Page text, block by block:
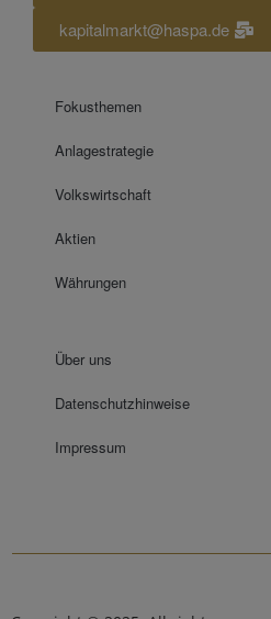
kapitalmarkt@haspa.de
Fokusthemen
Anlagestrategie
Volkswirtschaft
Aktien
Währungen
Über uns
Datenschutzhinweise
Impressum